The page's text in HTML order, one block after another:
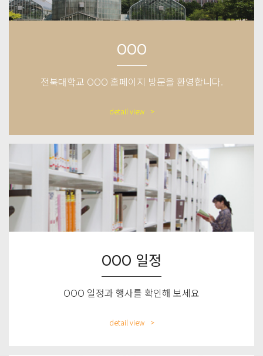
OOO
전북대학교 OOO 홈페이지 방문을 환영합니다.
detail view
OOO 일정
OOO 일정과 행사를 확인해 보세요
detail view